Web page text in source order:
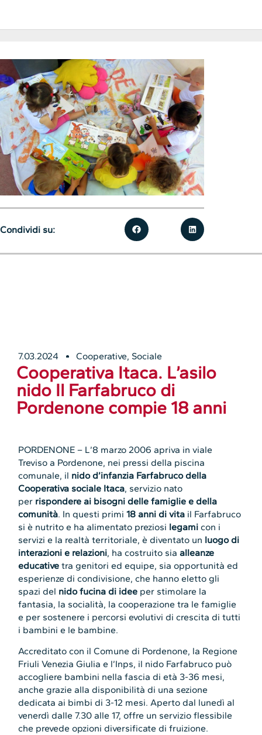
7.03.2024 Cooperative, Sociale
Cooperativa Itaca. L’asilo
nido Il Farfabruco di
Pordenone compie 18 anni
PORDENONE – L’8 marzo 2006 apriva in viale
Treviso a Pordenone, nei pressi della piscina
comunale, il nido d’infanzia Farfabruco della
Cooperativa sociale Itaca, servizio nato
per rispondere ai bisogni delle famiglie e della
comunità. In questi primi18 anni di vita il Farfabruco
si è nutrito e ha alimentato preziosi legami con i
servizi e la realtà territoriale, è diventato un luogo di
interazioni e relazioni, ha costruito siaalleanze
educative tra genitori ed equipe, sia opportunità ed
esperienze di condivisione, che hanno eletto gli
spazi del nido fucina di idee per stimolare la
fantasia, la socialità, la cooperazione tra le famiglie
e per sostenere i percorsi evolutivi di crescita di tutti
i bambini e le bambine.
Accreditato con il Comune di Pordenone, la Regione
Friuli Venezia Giulia e l’Inps, il nido Farfabruco può
accogliere bambini nella fascia di età 3-36 mesi,
anche grazie alla disponibilità di una sezione
dedicata ai bimbi di 3-12 mesi. Aperto dal lunedì al
venerdì dalle 7.30 alle 17, offre un servizio flessibile
che prevede opzioni diversificate di fruizione.
Condividi su: